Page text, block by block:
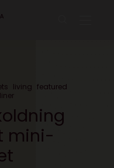
living featured
mini-